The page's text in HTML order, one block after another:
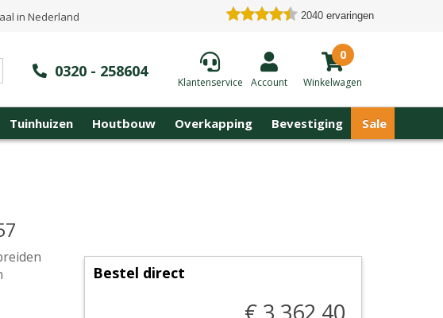
in Nederland 2040 ervaringen
0320 - 258604
Klantenservice Account
0
Winkelwagen
Tuinhuizen Houtbouw Overkapping Bevestiging Sale
Bestel direct
€ 3.362,40